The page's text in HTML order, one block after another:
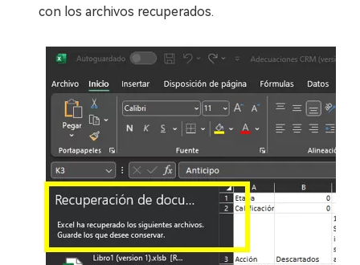
con los archivos recuperados.